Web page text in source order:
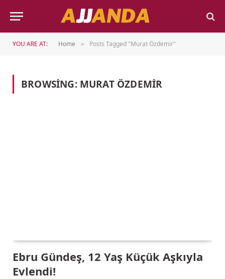
YOU ARE AT: Home » Posts Tagged "Murat Özdemir"
BROWSING: MURAT ÖZDEMIR
Ebru Gündeş, 12 Yaş Küçük Aşkıyla
Evlendi!